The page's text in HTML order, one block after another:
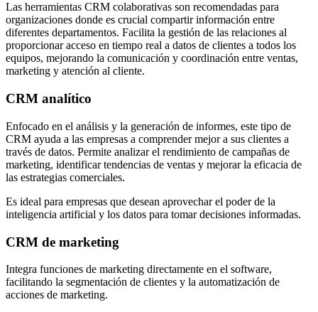
Las herramientas CRM colaborativas son recomendadas para
organizaciones donde es crucial compartir información entre
diferentes departamentos. Facilita la gestión de las relaciones al
proporcionar acceso en tiempo real a datos de clientes a todos los
equipos, mejorando la comunicación y coordinación entre ventas,
marketing y atención al cliente.
CRM analítico
Enfocado en el análisis y la generación de informes, este tipo de
CRM ayuda a las empresas a comprender mejor a sus clientes a
través de datos. Permite analizar el rendimiento de campañas de
marketing, identificar tendencias de ventas y mejorar la eficacia de
las estrategias comerciales.
Es ideal para empresas que desean aprovechar el poder de la
inteligencia artificial y los datos para tomar decisiones informadas.
CRM de marketing
Integra funciones de marketing directamente en el software,
facilitando la segmentación de clientes y la automatización de
acciones de marketing.